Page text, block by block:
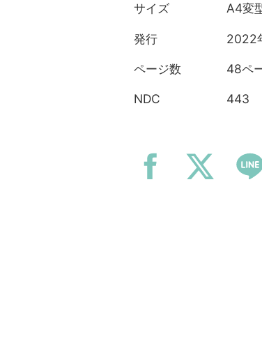
サイズ A4変
発行 2022
ページ数 48ペ
NDC 443